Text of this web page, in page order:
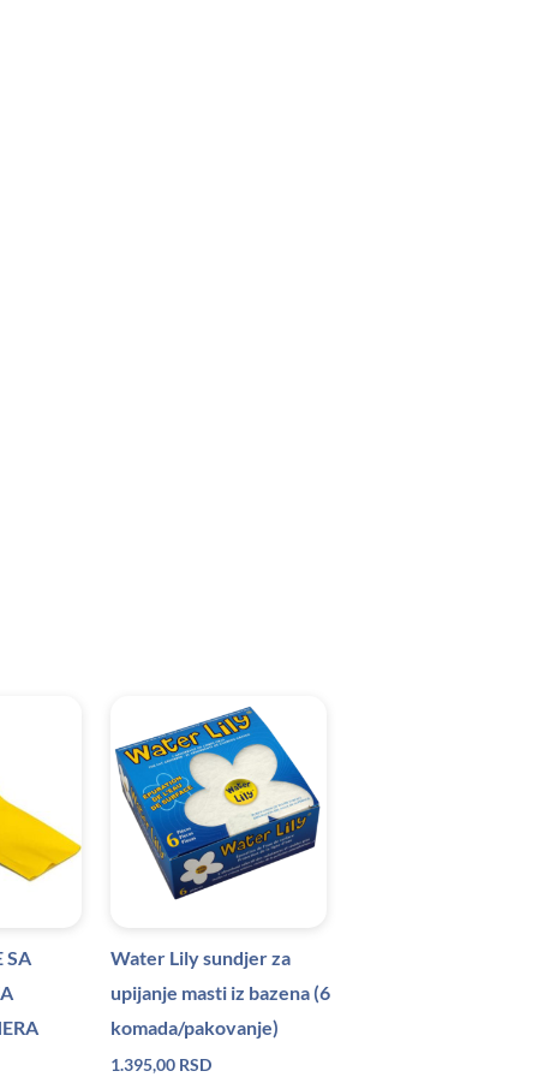
SA
Water Lily sundjer za
upijanje masti iz bazena (6
komada/pakovanje)
1.395,00 RSD